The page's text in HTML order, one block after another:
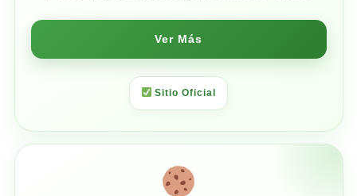
Ver Más
Sitio Oficial